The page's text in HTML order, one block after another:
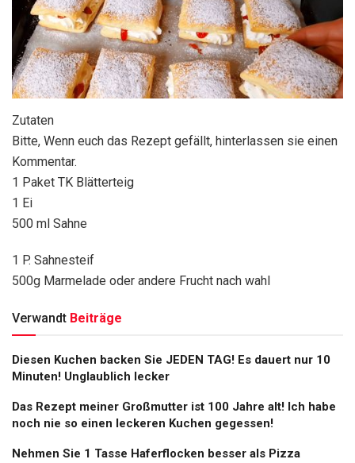
Zutaten
Bitte, Wenn euch das Rezept gefällt, hinterlassen sie einen
Kommentar.
1 Paket TK Blätterteig
1 Ei
500 ml Sahne
1 P. Sahnesteif
500g Marmelade oder andere Frucht nach wahl
Verwandt Beiträge
Diesen Kuchen backen Sie JEDEN TAG! Es dauert nur 10
Minuten! Unglaublich lecker
Das Rezept meiner Großmutter ist 100 Jahre alt! Ich habe
noch nie so einen leckeren Kuchen gegessen!
Nehmen Sie 1 Tasse Haferflocken besser als Pizza